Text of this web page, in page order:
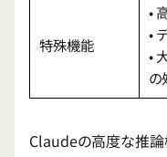
特殊機能
•
•
•
の
Claudeの高度な推論